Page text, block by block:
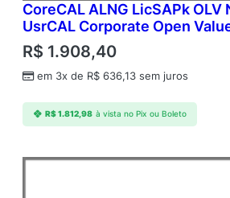
CoreCAL ALNG LicSAPk OLV
UsrCAL Corporate Open
R$ 1.908,40
em 3x de R$ 636,13 sem juros
R$1.812,98 à vista no Pix ou Boleto